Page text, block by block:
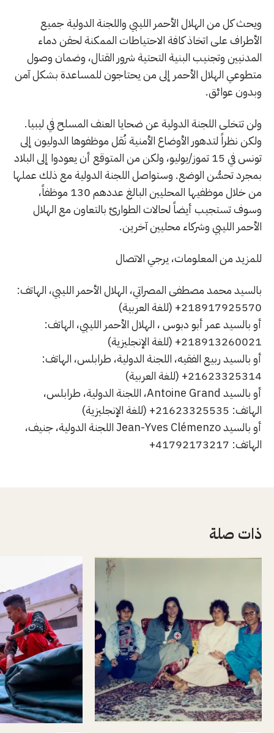
ويحث كل من الهلال الأحمر الليبي واللجنة الدولية جميع
الأطراف على اتخاذ كافة الاحتياطات الممكنة لحقن دماء
المدنيين وتجنيب البنية التحتية شرور القتال، وضمان وصول
متطوعي الهلال الأحمر إلى من يحتاجون للمساعدة بشكل آمن
وبدون عوائق.
ولن تتخلى اللجنة الدولية عن ضحايا العنف المسلح في ليبيا.
ولكن نظراً لتدهور الأوضاع الأمنية نُقل موظفوها الدوليون إلى
تونس في 15 تموز/يوليو، ولكن من المتوقع أن يعودوا إلى البلاد
بمجرد تحسُّن الوضع. وستواصل اللجنة الدولية مع ذلك عملها
من خلال موظفيها المحليين البالغ عددهم 130 موظفاً،
وسوف تستجيب أيضاً لحالات الطوارئ بالتعاون مع الهلال
الأحمر الليبي وشركاء محليين آخرين.
للمزيد من المعلومات، يرجي الاتصال
بالسيد محمد مصطفى المصراتي، الهلال الأحمر الليبي، الهاتف:
218917925570+ (للغة العربية)
أو بالسيد عمر أبو دبوس ، الهلال الأحمر الليبي، الهاتف:
218913260021+ (للغة الإنجليزية)
أو بالسيد ربيع الفقيه، اللجنة الدولية، طرابلس، الهاتف:
21623325314+ (للغة العربية)
أو بالسيد Antoine Grand، اللجنة الدولية، طرابلس،
الهاتف: 21623325535+ (للغة الإنجليزية)
أو بالسيد Jean-Yves Clémenzo اللجنة الدولية، جنيف،
الهاتف: 41792173217+
ذات صلة